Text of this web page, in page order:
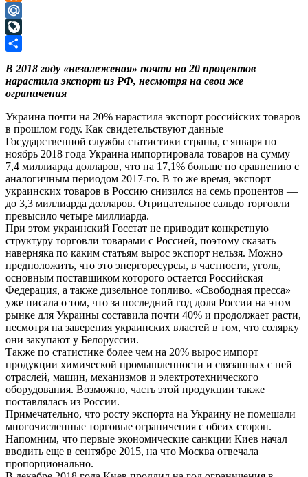
Odnoklassniki
Mail.Ru
LiveJournal
В 2018 году «незалеженая» почти на 20 процентов
нарастила экспорт из РФ, несмотря на свои же
ограничения
Украина почти на 20% нарастила экспорт российских товаров
в прошлом году. Как свидетельствуют данные
Государственной службы статистики страны, с января по
ноябрь 2018 года Украина импортировала товаров на сумму
7,4 миллиарда долларов, что на 17,1% больше по сравнению с
аналогичным периодом 2017-го. В то же время, экспорт
украинских товаров в Россию снизился на семь процентов —
до 3,3 миллиарда долларов. Отрицательное сальдо торговли
превысило четыре миллиарда.
При этом украинский Госстат не приводит конкретную
структуру торговли товарами с Россией, поэтому сказать
наверняка по каким статьям вырос экспорт нельзя. Можно
предположить, что это энергоресурсы, в частности, уголь,
основным поставщиком которого остается Российская
Федерация, а также дизельное топливо. «Свободная пресса»
уже писала о том, что за последний год доля России на этом
рынке для Украины составила почти 40% и продолжает расти,
несмотря на заверения украинских властей в том, что солярку
они закупают у Белоруссии.
Также по статистике более чем на 20% вырос импорт
продукции химической промышленности и связанных с ней
отраслей, машин, механизмов и электротехнического
оборудования. Возможно, часть этой продукции также
поставлялась из России.
Примечательно, что росту экспорта на Украину не помешали
многочисленные торговые ограничения с обеих сторон.
Напомним, что первые экономические санкции Киев начал
вводить еще в сентябре 2015, на что Москва отвечала
пропорционально.